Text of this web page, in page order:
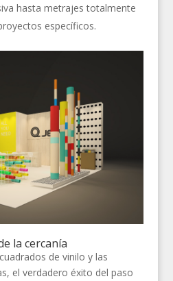
hasta metrajes totalmente
específicos.
la cercanía
de vinilo y las
el verdadero éxito del paso